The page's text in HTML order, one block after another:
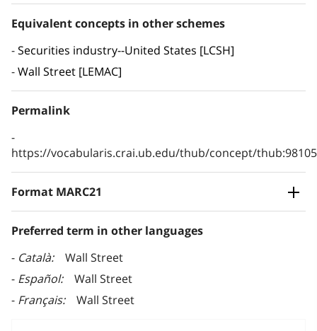
Equivalent concepts in other schemes
Securities industry--United States [LCSH]
Wall Street [LEMAC]
Permalink
https://vocabularis.crai.ub.edu/thub/concept/
Format MARC21
Preferred term in other languages
Català
Wall Street
Español
Wall Street
Français
Wall Street